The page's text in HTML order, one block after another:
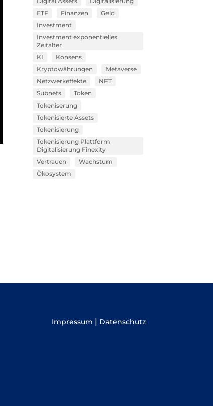
ETF
Finanzen
Geld
Investment
Investment exponentielles
Zeitalter
KI
Konsens
Kryptowährungen
Metaverse
Netzwerkeffekte
NFT
Subnets
Token
Tokeniserung
Tokenisierte Assets
Tokenisierung
Tokenisierung Plattform
Digitalisierung Finexity
Vertrauen
Wachstum
Ökosystem
Impressum | Datenschutz